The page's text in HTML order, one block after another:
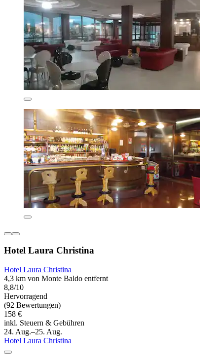
Hotel Laura Christina
Hotel Laura Christina
4,3 km von Monte Baldo entfernt
8,8/10
Hervorragend
(92 Bewertungen)
158 €
inkl. Steuern & Gebühren
24. Aug.–25. Aug.
Hotel Laura Christina